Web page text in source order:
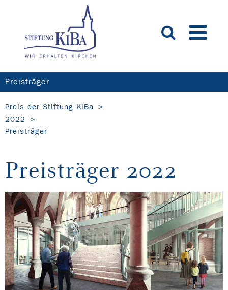
Preisträger
Preis der Stiftung KiBa
2022
Preisträger
Preisträger 2022